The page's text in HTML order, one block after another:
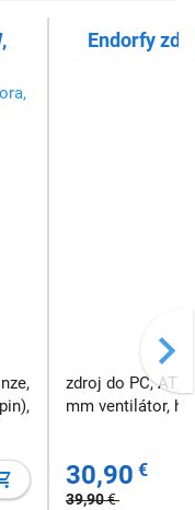
Endorfy
zdroj do PC,
mm ventilátor,
30,90 €
39,90€